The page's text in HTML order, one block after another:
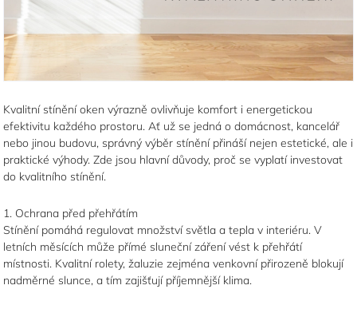
Kvalitní stínění oken výrazně ovlivňuje komfort i energetickou
efektivitu každého prostoru. Ať už se jedná o domácnost, kancelář
nebo jinou budovu, správný výběr stínění přináší nejen estetické, ale i
praktické výhody. Zde jsou hlavní důvody, proč se vyplatí investovat
do kvalitního stínění.
1. Ochrana před přehřátím
Stínění pomáhá regulovat množství světla a tepla v interiéru. V
letních měsících může přímé sluneční záření vést k přehřátí
místnosti. Kvalitní rolety, žaluzie zejména venkovní přirozeně blokují
nadměrné slunce, a tím zajišťují příjemnější klima.